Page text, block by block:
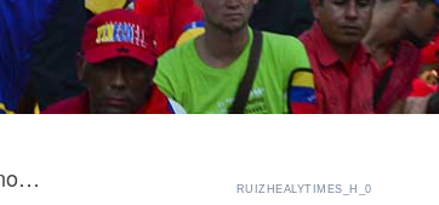
RUIZHEALYTIMES_H_0